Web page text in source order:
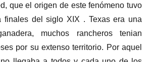
que el origen de este fenómeno tuvo
finales del siglo XIX . Texas era una
muchos rancheros tenian
por su extenso territorio. Por aquel